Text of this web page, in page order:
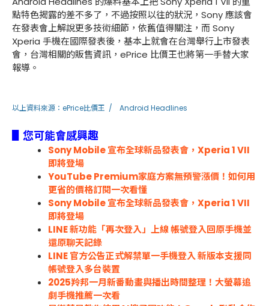
點特色揭露的差不多了，不過按照以往的狀況，Sony 應該會
在發表會上解說更多技術細節，依舊值得關注，而 Sony
Xperia 手機在國際發表後，基本上就會在台灣舉行上市發表
會，台灣相關的販售資訊，ePrice 比價王也將第一手替大家
報導。
以上資料來源： ePrice比價王 / Android Headlines
▋您可能會感興趣
Sony Mobile 宣布全球新品發表會，Xperia 1 VII
即將登場
YouTube Premium家庭方案無預警漲價！如何用
更省的價格訂閱一次看懂
Sony Mobile 宣布全球新品發表會，Xperia 1 VII
即將登場
LINE 新功能「再次登入」上線 帳號登入回原手機並
還原聊天記錄
LINE 官方公告正式解禁單一手機登入 新版本支援同
帳號登入多台裝置
2025羚邦一月新番動畫與播出時間整理！大螢幕追
劇手機推薦一次看